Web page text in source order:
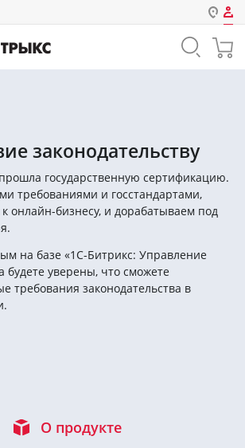
Авторизация
Пароль
Забыли свой пароль?
законодательству
государственную сертификацию.
требованиями и госстандартами,
онлайн-бизнесу, и дорабатываем под
на базе «1С-Битрикс: Управление
будете уверены, что сможете
требования законодательства в
О продукте